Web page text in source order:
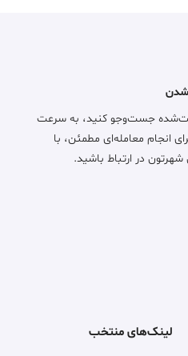
شدن
ثبت‌شده جست‌وجو کنید، به سرعت
انجام معامله‌ای مطمئن، با
در ارتباط باشید.
لینک‌های منتخب